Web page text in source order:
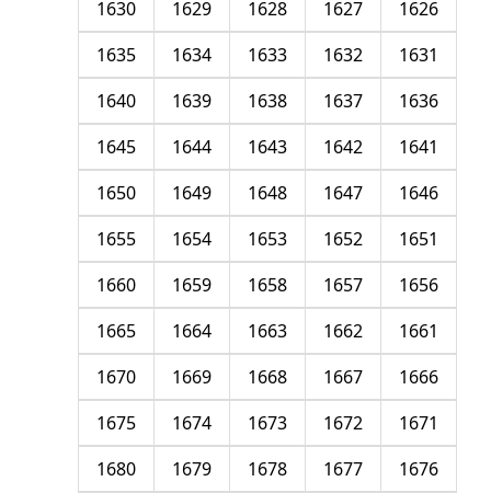
1626
1627
1628
1629
1630
1631
1632
1633
1634
1635
1636
1637
1638
1639
1640
1641
1642
1643
1644
1645
1646
1647
1648
1649
1650
1651
1652
1653
1654
1655
1656
1657
1658
1659
1660
1661
1662
1663
1664
1665
1666
1667
1668
1669
1670
1671
1672
1673
1674
1675
1676
1677
1678
1679
1680